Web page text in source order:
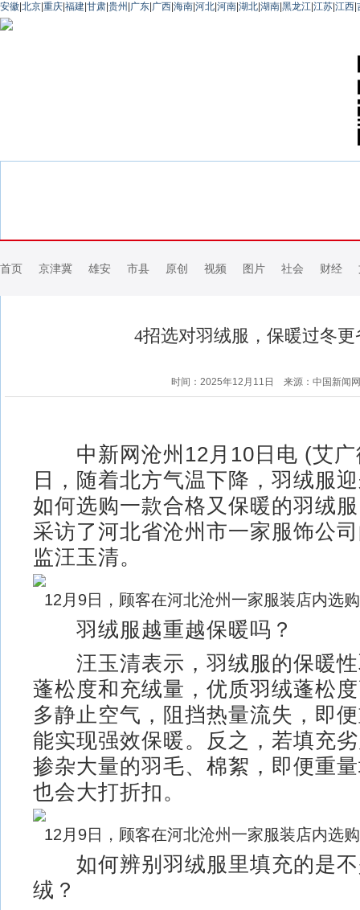
安徽 北京 重庆 福建 甘肃 贵州 广东 广西 海南 河北 河南 湖北 湖南 黑龙江 江苏 江西
首页 京津冀 雄安 市县 原创 视频 图片 社会 财经
4招选对羽绒服，保暖过冬更
时间：2025年12月11日 来源：中国新闻网
中新网沧州12月10日电 (艾广
日，随着北方气温下降，羽绒服
如何选购一款合格又保暖的羽绒
采访了河北省沧州市一家服饰公
监汪玉清。
12月9日，顾客在河北沧州一家服装店内选
羽绒服越重越保暖吗？
汪玉清表示，羽绒服的保暖性
蓬松度和充绒量，优质羽绒蓬松
多静止空气，阻挡热量流失，即
能实现强效保暖。反之，若填充
掺杂大量的羽毛、棉絮，即便重
也会大打折扣。
12月9日，顾客在河北沧州一家服装店内选
如何辨别羽绒服里填充的是不
绒？